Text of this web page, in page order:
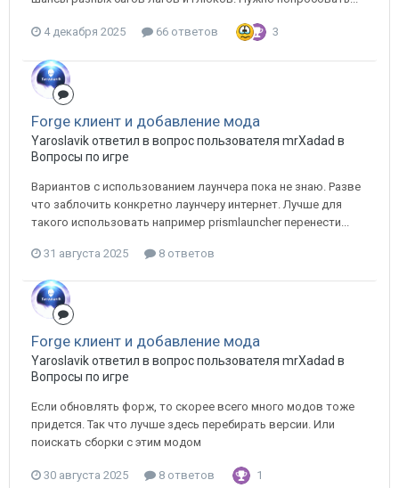
4 декабря 2025 66 ответов 3
Forge клиент и добавление мода
Yaroslavik ответил в вопрос пользователя mrXadad в
Вопросы по игре
Вариантов с использованием лаунчера пока не знаю. Разве
что заблочить конкретно лаунчеру интернет. Лучше для
такого использовать например prismlauncher перенести...
31 августа 2025 8 ответов
Forge клиент и добавление мода
Yaroslavik ответил в вопрос пользователя mrXadad в
Вопросы по игре
Если обновлять форж, то скорее всего много модов тоже
придется. Так что лучше здесь перебирать версии. Или
поискать сборки с этим модом
30 августа 2025 8 ответов 1